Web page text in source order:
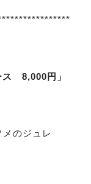
ス 8,000円」
のジュレ